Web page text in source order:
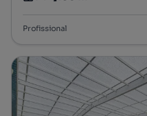
Profissional